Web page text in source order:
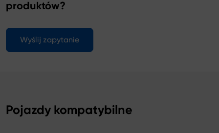
produktów?
Wyślij zapytanie
Pojazdy kompatybilne